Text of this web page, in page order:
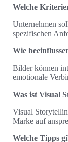
Welche
Unternehmen
spezifischen
Wie
Bilder können
emotionale
Was ist Visual
Visual
Marke auf
Welche Tipps